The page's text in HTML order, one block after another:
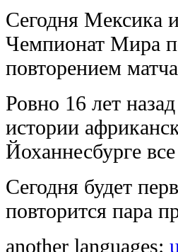
Сегодня Мексика
Чемпионат Мира
повторением
Ровно 16 лет
истории
Йоханнесбурге
Сегодня будет
повторится пара
another languages: